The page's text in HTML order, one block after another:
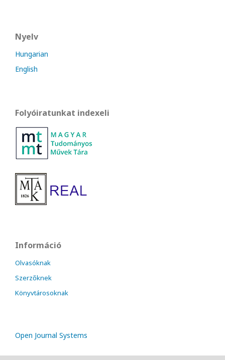
Nyelv
Hungarian
English
Folyóiratunkat indexeli
Információ
Olvasóknak
Szerzőknek
Könyvtárosoknak
Open Journal Systems